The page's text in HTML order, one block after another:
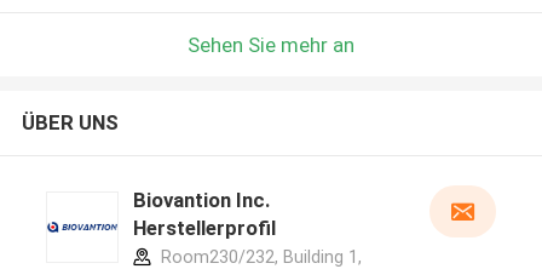
Sehen Sie mehr an
ÜBER UNS
Biovantion Inc.
Herstellerprofil
Room230/232, Building 1,